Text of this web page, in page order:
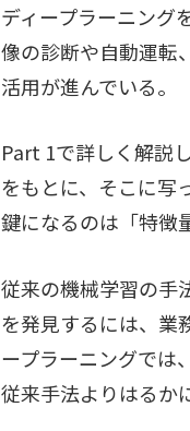
ディープラーニング
像の診断や自動運転
活用が進んでいる。
Part 1で詳しく解説
をもとに、そこに写
鍵になるのは「特徴
従来の機械学習の手
を発見するには、業
ープラーニングでは
従来手法よりはるか